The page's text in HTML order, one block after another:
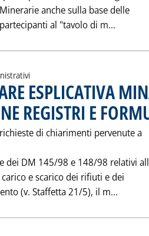
anche sulla base delle
al "tavolo di m... Leggi
ESPLICATIVA
REGISTRI E
di chiarimenti pervenute a
dei DM 145/98 e 148/98 relativi
e scarico dei rifiuti e dei
(v. Staffetta 21/5), il m... Leggi